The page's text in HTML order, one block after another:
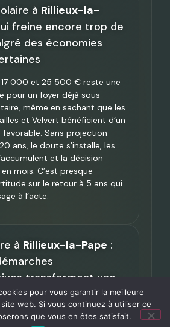
à Rillieux-la-
freine encore trop de
des économies
17 000 et 25 500 € reste une
pour un foyer déjà sous
même en sachant que les
et Velvert bénéficient d’un
favorable. Sans projection
ans, le doute s’installe, les
et la décision
mois. C’est presque
sur le retour à 5 ans qui
à l’acte.
à Rillieux-la-Pape :
transforment une
parcours du
pour vous garantir la meilleure
web. Si vous continuez à utiliser ce
que vous en êtes satisfait.